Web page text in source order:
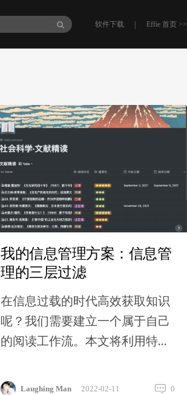
软件下载 | Effie 首页 >>
我的信息管理方案：信息管
理的三层过滤
在信息过载的时代高效获取知识
呢？我们需要建立一个属于自己
的阅读工作流。本文将利用特定
取、信息阅读、信息处理详细阐
Laughing Man 2022-02-11 0